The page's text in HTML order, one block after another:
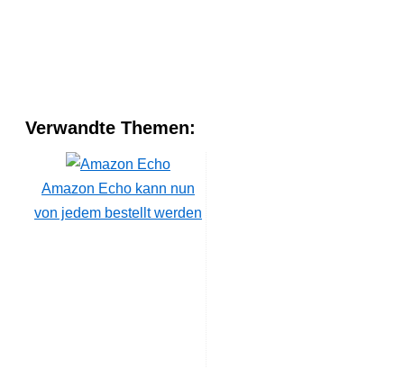
Verwandte Themen:
Amazon Echo kann nun
von jedem bestellt werden